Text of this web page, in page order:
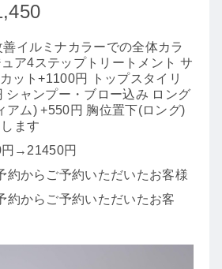
善イルミナカラーでの全体カラ
ア4ステップトリートメント サ
ット+1100円 トップスタイリ
シャンプー・ブロー込み ロング
アム) +550円 胸位置下(ロング)
ます
→21450円
約からご予約いただいたお客様
約からご予約いただいたお客